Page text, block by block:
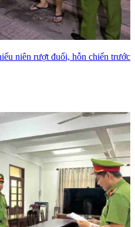
niên rượt đuổi, hỗn chiến trước